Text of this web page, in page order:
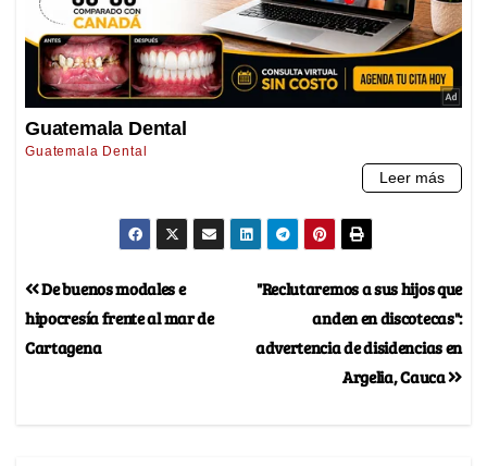
"Reclutaremos a sus hijos que
anden en discotecas":
advertencia de disidencias en
Argelia, Cauca
De buenos modales e
hipocresía frente al mar de
Cartagena